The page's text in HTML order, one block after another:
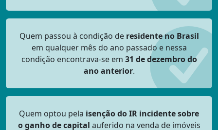
Quem passou à condição de residente no Brasil
em qualquer mês do ano passado e nessa
condição encontrava-se em 31 de dezembro do
ano anterior.
Quem optou pela isenção do IR incidente sobre
o ganho de capital auferido na venda de imóveis